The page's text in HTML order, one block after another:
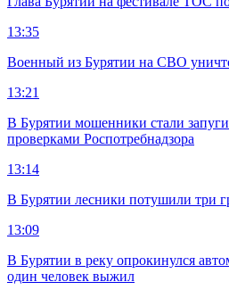
13:35
Военный из Бурятии на СВО
13:21
В Бурятии мошенники стали
проверками Роспотребнадзора
13:14
В Бурятии лесники потушили три
13:09
В Бурятии в реку опрокинулся
один человек выжил